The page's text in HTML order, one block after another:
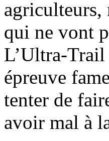
agriculteurs,
qui ne vont
L’Ultra-Trail
épreuve
tenter de
avoir mal à